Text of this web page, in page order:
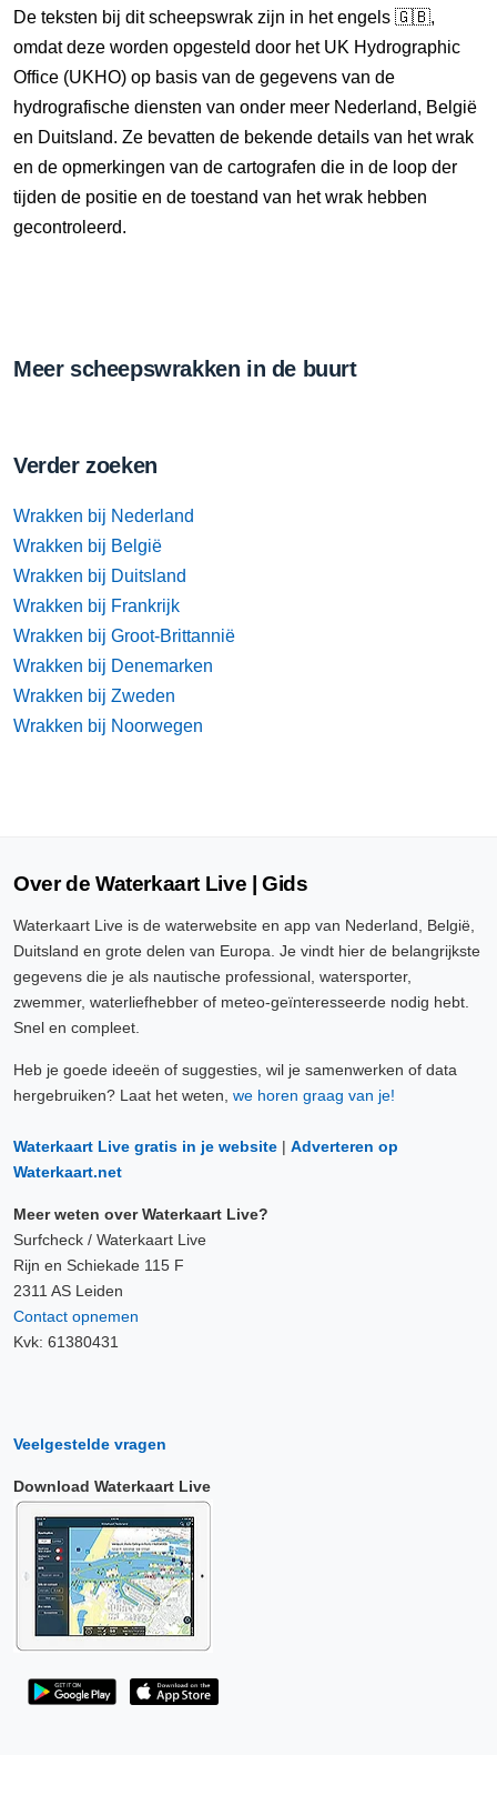
De teksten bij dit scheepswrak zijn in het engels 🇬🇧,
omdat deze worden opgesteld door het UK Hydrographic
Office (UKHO) op basis van de gegevens van de
hydrografische diensten van onder meer Nederland, België
en Duitsland. Ze bevatten de bekende details van het wrak
en de opmerkingen van de cartografen die in de loop der
tijden de positie en de toestand van het wrak hebben
gecontroleerd.
Meer scheepswrakken in de buurt
Verder zoeken
Wrakken bij Nederland
Wrakken bij België
Wrakken bij Duitsland
Wrakken bij Frankrijk
Wrakken bij Groot-Brittannië
Wrakken bij Denemarken
Wrakken bij Zweden
Wrakken bij Noorwegen
Over de Waterkaart Live | Gids
Waterkaart Live is de waterwebsite en app van Nederland, België,
Duitsland en grote delen van Europa. Je vindt hier de belangrijkste
gegevens die je als nautische professional, watersporter,
zwemmer, waterliefhebber of meteo-geïnteresseerde nodig hebt.
Snel en compleet.
Heb je goede ideeën of suggesties, wil je samenwerken of data
hergebruiken? Laat het weten, we horen graag van je!
Waterkaart Live gratis in je website | Adverteren op
Waterkaart.net
Meer weten over Waterkaart Live?
Surfcheck / Waterkaart Live
Rijn en Schiekade 115 F
2311 AS Leiden
Contact opnemen
Kvk: 61380431
Veelgestelde vragen
Download Waterkaart Live